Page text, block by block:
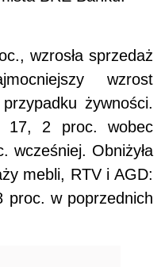
wzrosła sprzedaż
wzrost
żywności.
17, 2 proc. wobec
wcześniej. Obniżyła
mebli, RTV i AGD:
proc. w poprzednich